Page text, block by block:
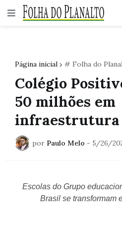
Página inicial # Folha do
Colégio
50 milhões em
infraestrutura
por Paulo Melo - 5/26/
Escolas do Grupo
Brasil se transformam